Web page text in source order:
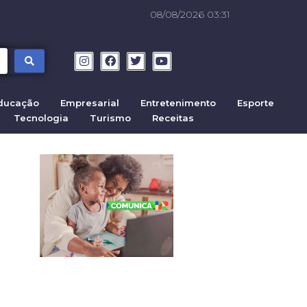
08/08/2026 03:31
Empresarial Entretenimento
Esporte
Tecnologia Turismo Receitas